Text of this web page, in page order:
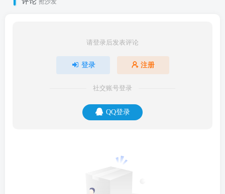
请登录后发表评论
登录 注册
社交账号登录
QQ登录